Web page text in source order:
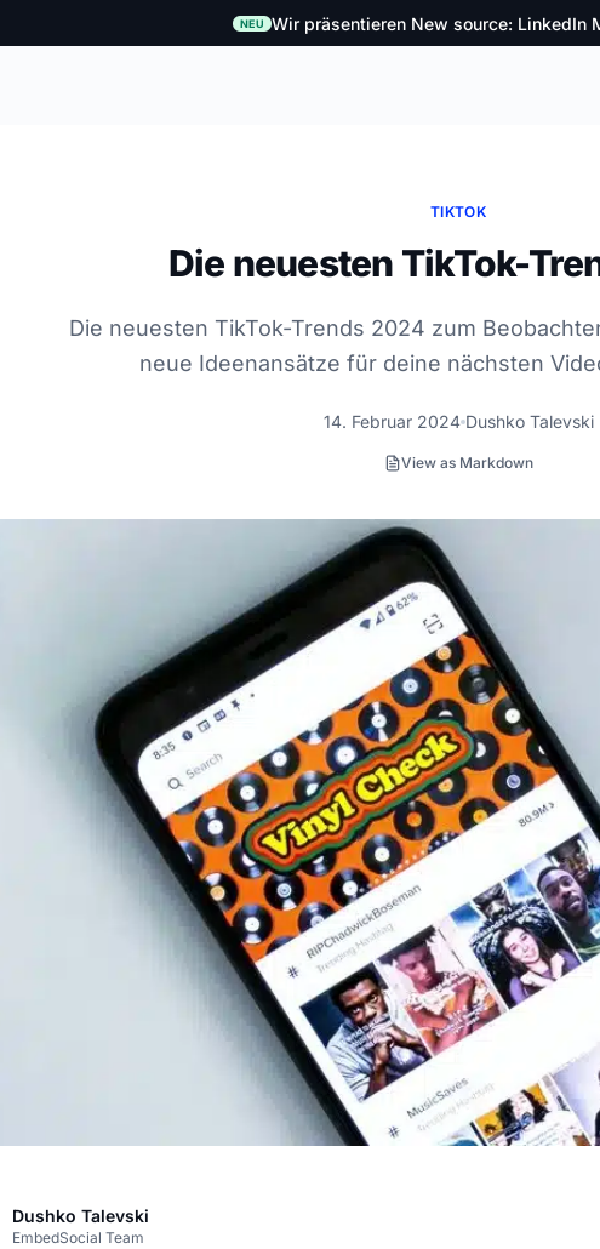
NEU Wir präsentieren New source: LinkedIn
TIKTOK
Die neuesten TikTok-
Die neuesten TikTok-Trends 2024 zum
neue Ideenansätze für deine nächsten
14. Februar 2024 Dushko Talevski
View as Markdown
Dushko Talevski
EmbedSocial Team